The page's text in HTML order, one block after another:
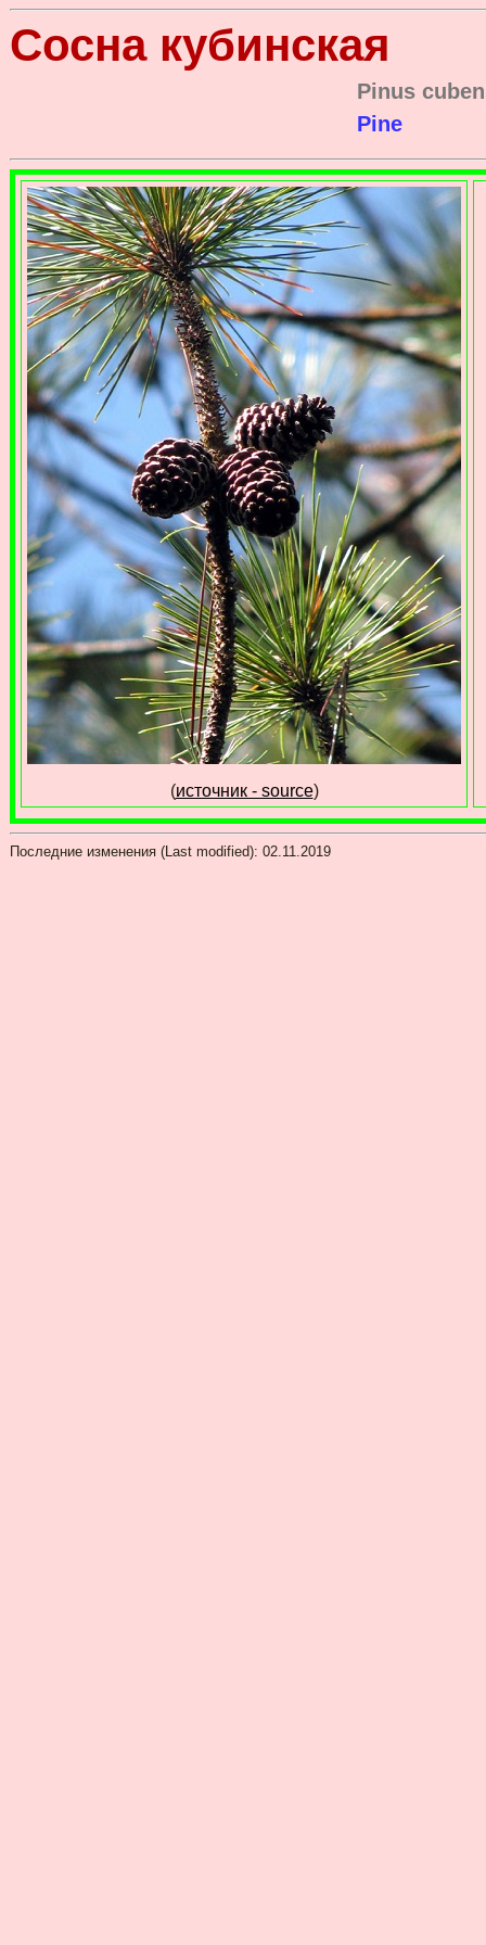
Сосна кубинская
Pinus
Pine
(источник - source)
Последние изменения (Last modified): 02.11.2019